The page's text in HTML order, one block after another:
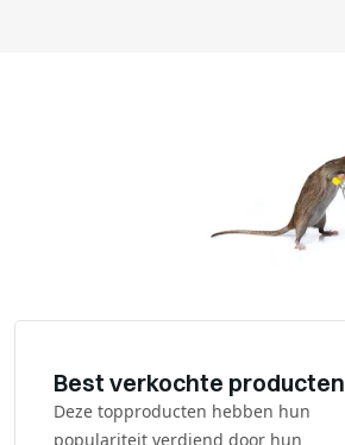
Best verkochte producten
Deze topproducten hebben hun
populariteit verdiend door hun